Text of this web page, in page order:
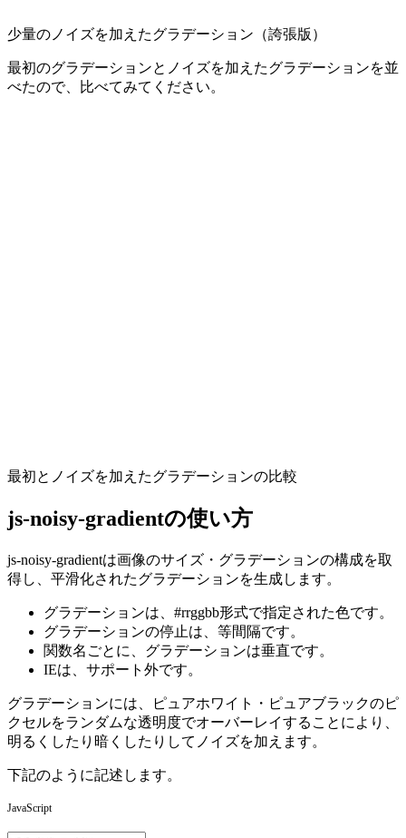
少量のノイズを加えたグラデーション（誇張版）
最初のグラデーションとノイズを加えたグラデーションを並
べたので、比べてみてください。
最初とノイズを加えたグラデーションの比較
js-noisy-gradientの使い方
js-noisy-gradientは画像のサイズ・グラデーションの構成を取
得し、平滑化されたグラデーションを生成します。
グラデーションは、#rrggbb形式で指定された色です。
グラデーションの停止は、等間隔です。
関数名ごとに、グラデーションは垂直です。
IEは、サポート外です。
グラデーションには、ピュアホワイト・ピュアブラックのピ
クセルをランダムな透明度でオーバーレイすることにより、
明るくしたり暗くしたりしてノイズを加えます。
下記のように記述します。
JavaScript